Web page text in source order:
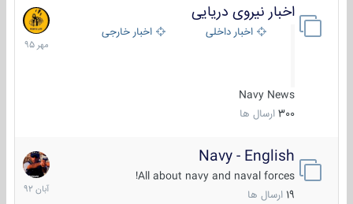
اخبار نیروی دریایی
اخبار داخلی اخبار خارجی
Navy News
300 ارسال ها
27
مهر
1395
Navy - English
All about navy and naval forces!
ارسال ها
22
آبان
1392